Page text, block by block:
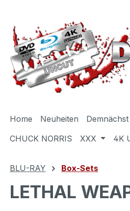
Home Neuheiten Demnächst
CHUCK NORRIS
XXX 4K
BLU-RAY Box-Sets
LETHAL